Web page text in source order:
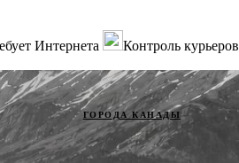
Интернета Контроль курьеров
ГОРОДА КАНАДЫ